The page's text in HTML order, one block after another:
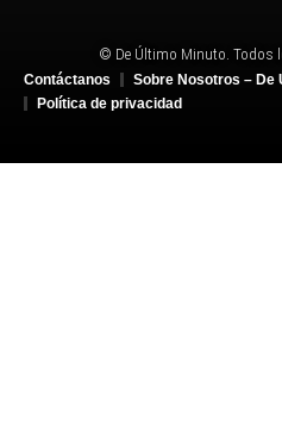
© De Último Minuto. Todos
Contáctanos
Sobre Nosotros – De
Política de privacidad